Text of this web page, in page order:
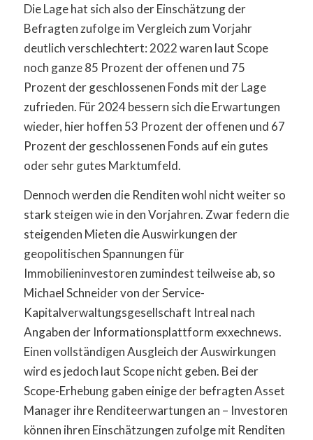
Die Lage hat sich also der Einschätzung der
Befragten zufolge im Vergleich zum Vorjahr
deutlich verschlechtert: 2022 waren laut Scope
noch ganze 85 Prozent der offenen und 75
Prozent der geschlossenen Fonds mit der Lage
zufrieden. Für 2024 bessern sich die Erwartungen
wieder, hier hoffen 53 Prozent der offenen und 67
Prozent der geschlossenen Fonds auf ein gutes
oder sehr gutes Marktumfeld.
Dennoch werden die Renditen wohl nicht weiter so
stark steigen wie in den Vorjahren. Zwar federn die
steigenden Mieten die Auswirkungen der
geopolitischen Spannungen für
Immobilieninvestoren zumindest teilweise ab, so
Michael Schneider von der Service-
Kapitalverwaltungsgesellschaft Intreal nach
Angaben der Informationsplattform exxechnews.
Einen vollständigen Ausgleich der Auswirkungen
wird es jedoch laut Scope nicht geben. Bei der
Scope-Erhebung gaben einige der befragten Asset
Manager ihre Renditeerwartungen an – Investoren
können ihren Einschätzungen zufolge mit Renditen